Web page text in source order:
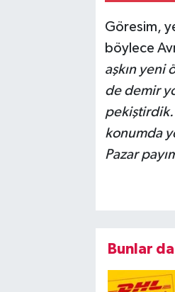
Göresim,
böylece
aşkın yeni
de demir
pekiştirdik.
konumda
Pazar
Bunlar